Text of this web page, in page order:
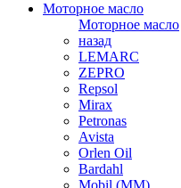
Моторное масло
Моторное масло
назад
LEMARC
ZEPRO
Repsol
Mirax
Petronas
Avista
Orlen Oil
Bardahl
Mobil (ММ)